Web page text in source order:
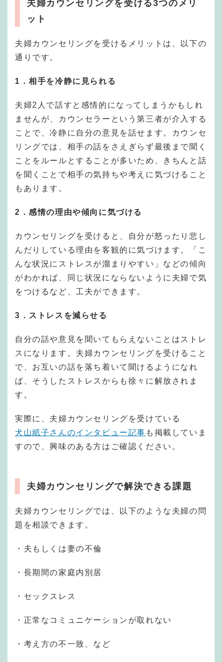
夫婦カウンセリングを受ける3つのメリ
ット
夫婦カウンセリングを受けるメリットは、以下の
通りです。
1．相手を冷静に見られる
夫婦2人で話すと感情的になってしまうかもしれ
ませんが、カウンセラーという第三者が介入する
ことで、冷静に自分の意見を話せます。カウンセ
リングでは、相手の話をさえぎらず最後まで聞く
ことをルールとすることが多いため、きちんと話
を聞くことで相手の気持ちや考えに気づけること
もあります。
2．感情の理由や傾向に気づける
カウンセリングを受けると、自分が怒ったり悲し
んだりしている理由を客観的に気づけます。「こ
んな状況にストレスが溜まりやすい」などの傾向
がわかれば、同じ状況にならないように夫婦で気
をつけるなど、工夫ができます。
3．ストレスを減らせる
自分の話や意見を聞いてもらえないことはストレ
スになります。夫婦カウンセリングを受けること
で、お互いの話を落ち着いて聞けるようになれ
ば、そうしたストレスからも徐々に解放されま
す。
実際に、夫婦カウンセリングを受けている
犬山紙子さんのインタビュー記事 も掲載していま
すので、興味のある方はご確認ください。
夫婦カウンセリングで解決できる課題
夫婦カウンセリングでは、以下のような夫婦の問
題を相談できます。
・夫もしくは妻の不倫
・長期間の家庭内別居
・セックスレス
・正常なコミュニケーションが取れない
・考え方の不一致、など